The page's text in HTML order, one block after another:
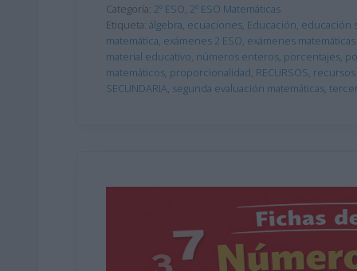
Categoría: 2º ESO, 2º ESO Matemáticas
Etiqueta: álgebra, ecuaciones, Educación, educación
matemática, exámenes 2 ESO, exámenes matemáticas
material educativo, números enteros, porcentajes,
matemáticos, proporcionalidad, RECURSOS,
SECUNDARIA, segunda evaluación matemáticas,